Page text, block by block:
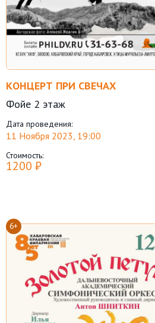
КОНЦЕРТ ПРИ СВЕЧАХ
Фойе 2 этаж
Дата проведения:
11 Ноября 2023, 19:00
Стоимость:
1200 ₽
6+